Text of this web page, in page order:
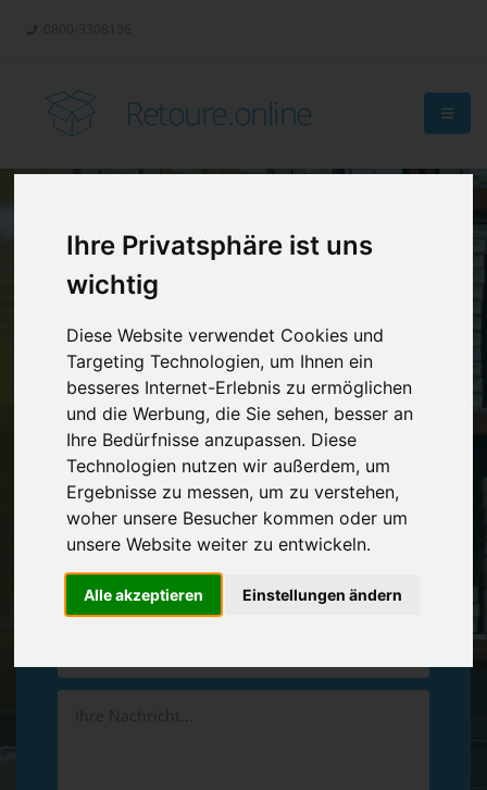
Ihre Privatsphäre ist uns
wichtig
Diese Website verwendet Cookies und
Targeting Technologien, um Ihnen ein
besseres Internet-Erlebnis zu ermöglichen
und die Werbung, die Sie sehen, besser an
Ihre Bedürfnisse anzupassen. Diese
Technologien nutzen wir außerdem, um
Ergebnisse zu messen, um zu verstehen,
woher unsere Besucher kommen oder um
unsere Website weiter zu entwickeln.
Alle akzeptieren Einstellungen ändern
Retoure.online
Retouren-
Management?
Vereinbaren Sie einenRückruf
Hinterlassen Sie uns gern eine persönliche Nachricht.